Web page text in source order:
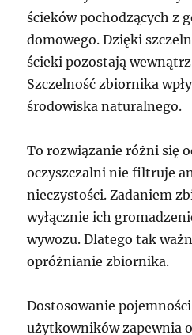
ścieków pochodzących z
domowego. Dzięki
ścieki pozostają
Szczelność zbiornika
środowiska naturalnego.
To rozwiązanie różni się
oczyszczalni nie filtruje
nieczystości. Zadaniem
wyłącznie ich
wywozu. Dlatego tak
opróżnianie zbiornika.
Dostosowanie
użytkowników zapewnia